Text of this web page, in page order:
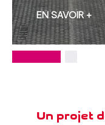
EN SAVOIR +
Un projet